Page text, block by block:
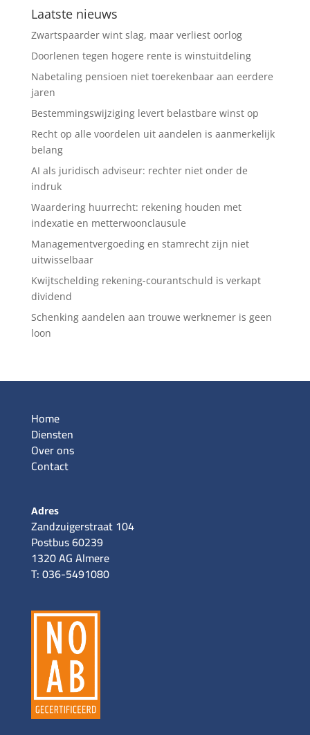
Laatste nieuws
Zwartspaarder wint slag, maar verliest oorlog
Doorlenen tegen hogere rente is winstuitdeling
Nabetaling pensioen niet toerekenbaar aan eerdere
jaren
Bestemmingswijziging levert belastbare winst op
Recht op alle voordelen uit aandelen is aanmerkelijk
belang
AI als juridisch adviseur: rechter niet onder de
indruk
Waardering huurrecht: rekening houden met
indexatie en metterwoonclausule
Managementvergoeding en stamrecht zijn niet
uitwisselbaar
Kwijtschelding rekening-courantschuld is verkapt
dividend
Schenking aandelen aan trouwe werknemer is geen
loon
Home
Diensten
Over ons
Contact
Adres
Zandzuigerstraat 104
Postbus 60239
1320 AG Almere
T: 036-5491080